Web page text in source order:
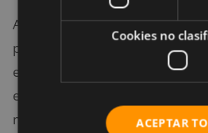
Aunque se puede transportar
prefiero emplear el agarre
estimula más los antebrazos,
erectores espinales se
marcar un objetivo por tiempo,
Cookies no
ACEPTAR